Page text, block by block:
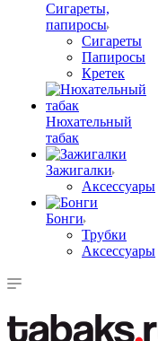
Сигареты,
папиросы
Сигареты
Папиросы
Кретек
Нюхательный
табак
Зажигалки
Аксессуары
Бонги
Трубки
Аксессуары